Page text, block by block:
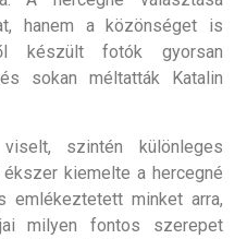
hanem a közönséget is
készült fotók gyorsan
sokan méltatták Katalin
szintén különleges
kiemelte a hercegné
emlékeztetett minket arra,
milyen fontos szerepet